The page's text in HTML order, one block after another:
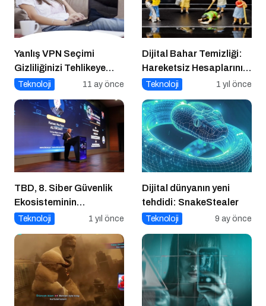
Yanlış VPN Seçimi
Gizliliğinizi Tehlikeye
Atabilir
Teknoloji 11 ay önce
Dijital Bahar Temizliği:
Hareketsiz Hesaplarınızı
Temizlemenin Zamanı
Teknoloji 1 yıl önce
TBD, 8. Siber Güvenlik
Ekosisteminin
Geliştirilmesi Zirvesi’ni
Teknoloji 1 yıl önce
Dijital dünyanın yeni
tehdidi: SnakeStealer
Teknoloji 9 ay önce